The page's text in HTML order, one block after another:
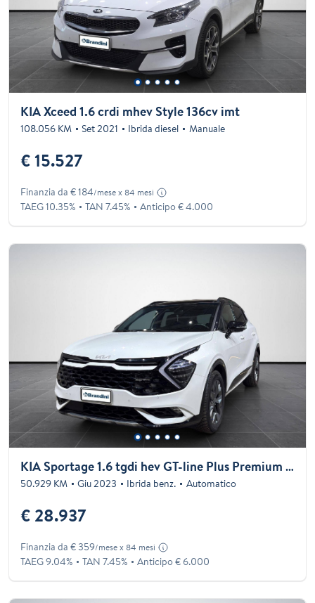
KIA Xceed 1.6 crdi mhev Style 136cv imt
108.056 KM Set 2021 Ibrida diesel Manuale
€ 15.527
Finanzia da € 184/mese x 84 mesi
TAEG 10.35% TAN 7.45% Anticipo € 4.000
KIA Sportage 1.6 tgdi hev GT-line Plus Premium Pack awd at
50.929 KM Giu 2023 Ibrida benz. Automatico
€ 28.937
Finanzia da € 359/mese x 84 mesi
TAEG 9.04% TAN 7.45% Anticipo € 6.000